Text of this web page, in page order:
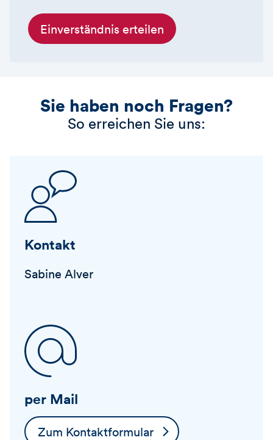
Einverständnis erteilen
Sie haben noch Fragen?
So erreichen Sie uns:
Kontakt
Sabine Alver
per Mail
Zum Kontaktformular